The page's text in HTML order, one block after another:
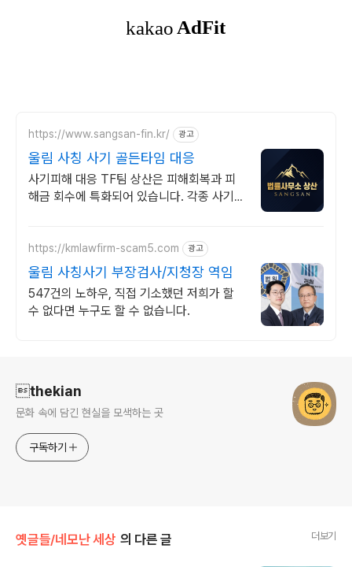
https://www.sangsan-fin.kr/ 광고
울림 사칭 사기 골든타임 대응
사기피해 대응 TF팀 상산은 피해회복과 피
해금 회수에 특화되어 있습니다. 각종 사기
https://kmlawfirm-scam5.com 광고
울림 사칭사기 부장검사/지청장 역임
547건의 노하우, 직접 기소했던 저희가 할
수 없다면 누구도 할 수 없습니다.
thekian
문화 속에 담긴 현실을 모색하는 곳
구독하기
옛글들/네모난 세상 의 다른 글 더보기